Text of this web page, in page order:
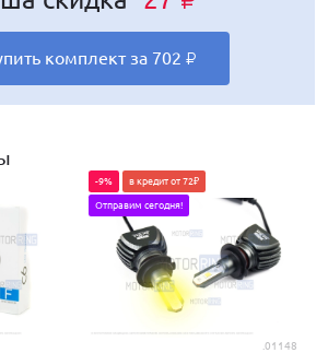
комплект за 702 ₽
комплект за 728 ₽
комплект за 702 ₽
комплект за 862 ₽
комплект за 710 ₽
.01148
-9% в кредит от 72₽
Отправим сегодня!